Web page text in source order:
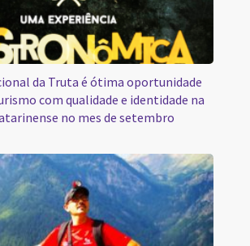
da Truta é ótima oportunidade
com qualidade e identidade na
no mes de setembro